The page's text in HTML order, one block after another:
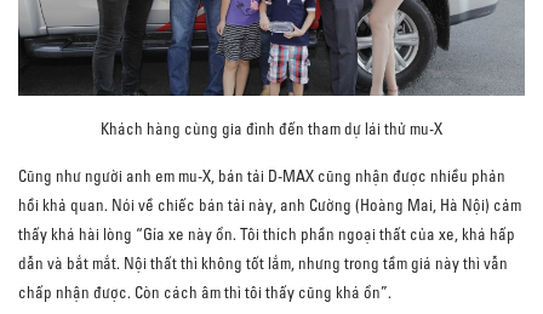
Khách hàng cùng gia đình đến tham dự lái thử mu-X
Cũng như người anh em mu-X, bán tải D-MAX cũng nhận được nhiều phản
hồi khả quan. Nói về chiếc bán tải này, anh Cường (Hoàng Mai, Hà Nội) cảm
thấy khá hài lòng “Gía xe này ổn. Tôi thích phần ngoại thất của xe, khá hấp
dẫn và bắt mắt. Nội thất thì không tốt lắm, nhưng trong tầm giá này thì vẫn
chấp nhận được. Còn cách âm thì tôi thấy cũng khá ổn”.